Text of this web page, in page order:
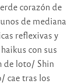
corazón de
de mediana
reflexivas y
con sus
de loto/ Shin
cae tras los